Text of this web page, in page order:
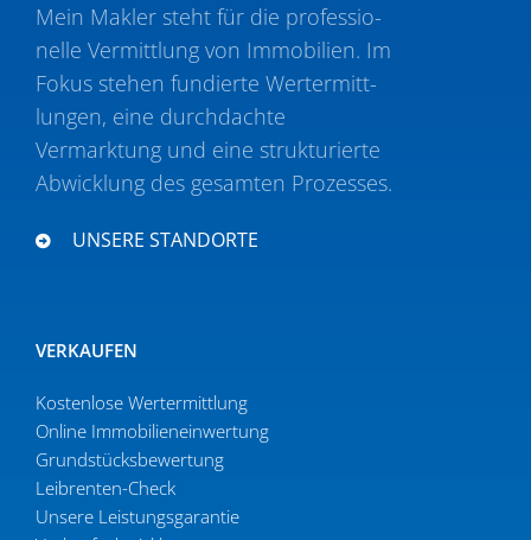
Mein Makler steht für die profes­sio­
nelle Vermittlung von Immobilien. Im
Fokus stehen fundierte Wertermitt­
lungen, eine durch­dachte
Vermarktung und eine struk­tu­rierte
Abwicklung des gesamten Prozesses.
UNSERE STANDORTE
VERKAUFEN
Kostenlose Wertermittlung
Online Immobi­li­en­ein­wertung
Grund­stücks­be­wertung
Leibrenten-Check
Unsere Leistungsgarantie